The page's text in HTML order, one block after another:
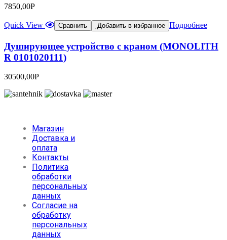
7850,00Р
Quick View Сравнить Добавить в избранное Подробнее
Душирующее устройство с краном (MONOLITH
R 0101020111)
30500,00Р
Магазин
Доставка и
оплата
Контакты
Политика
обработки
персональных
данных
Согласие на
обработку
персональных
данных